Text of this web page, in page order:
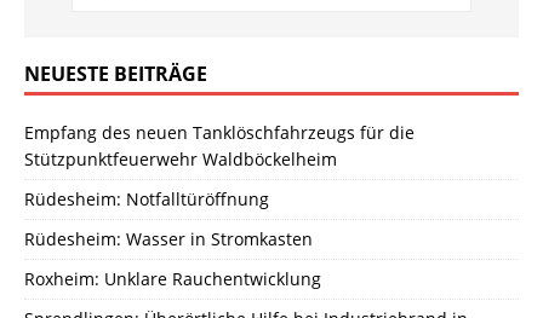
NEUESTE BEITRÄGE
Empfang des neuen Tanklöschfahrzeugs für die
Stützpunktfeuerwehr Waldböckelheim
Rüdesheim: Notfalltüröffnung
Rüdesheim: Wasser in Stromkasten
Roxheim: Unklare Rauchentwicklung